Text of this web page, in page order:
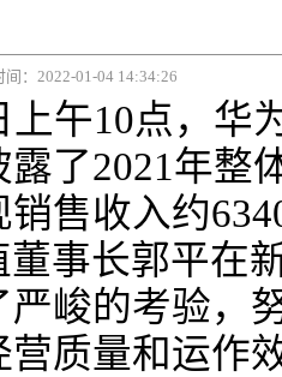
：2022-01-04 14:34:26
上午10点，华
了2021年整
售收入约
董事长郭平在
严峻的考验，
营质量和运作